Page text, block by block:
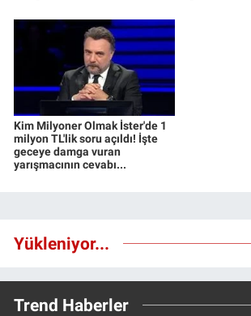
Kim Milyoner Olmak İster'de 1
milyon TL'lik soru açıldı! İşte
geceye damga vuran
yarışmacının cevabı...
Yükleniyor...
Trend Haberler